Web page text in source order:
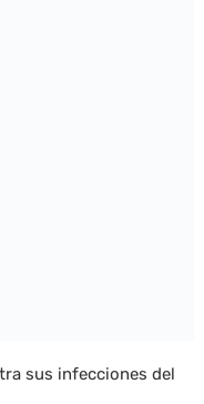
sus infecciones del